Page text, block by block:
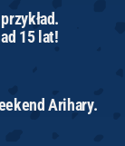
15 lat!
Arihary.